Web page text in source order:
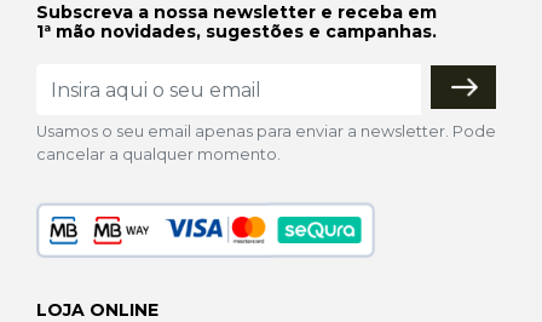
Subscreva a nossa newsletter e receba em
1ª mão novidades, sugestões e campanhas.
Usamos o seu email apenas para enviar a newsletter. Pode
cancelar a qualquer momento.
LOJA ONLINE